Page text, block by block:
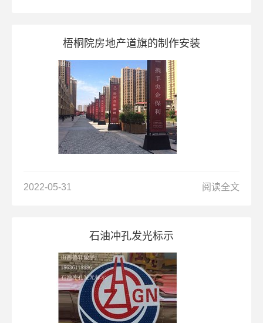
梧桐院房地产道旗的制作安装
2022-05-31 阅读全文
石油冲孔发光标示